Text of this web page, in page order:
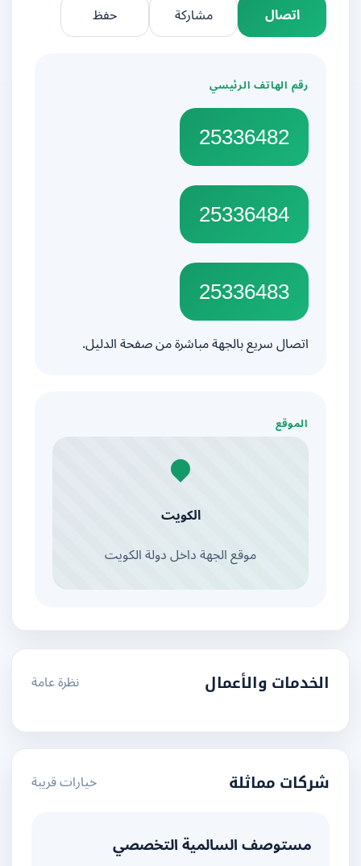
اتصال
مشاركة
رقم الهاتف الرئيسي
25336482
25336484
25336483
اتصال سريع بالجهة مباشرة من صفحة الدليل.
الموقع
الكويت
موقع الجهة داخل دولة الكويت
الخدمات والأعمال نظرة عامة
شركات مماثلة خيارات قريبة
مستوصف السالمية التخصصي